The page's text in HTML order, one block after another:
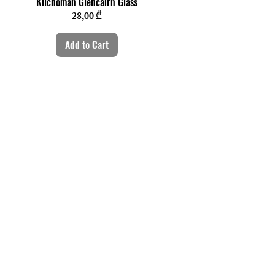
Price
28,00 ₾
Add to Cart